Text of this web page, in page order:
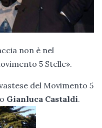
non è nel
5 Stelle».
del Movimento 5
Gianluca Castaldi.